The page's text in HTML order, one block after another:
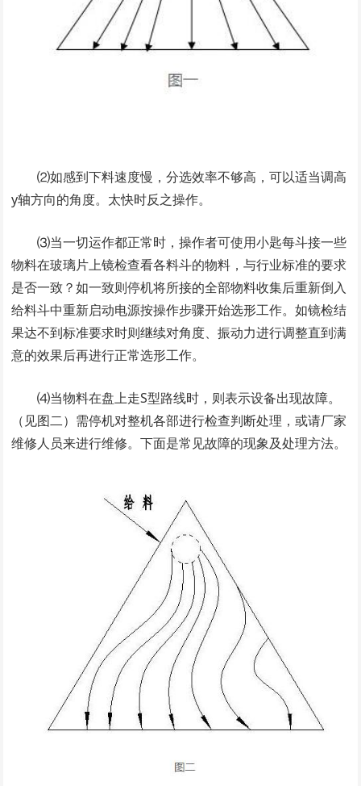
⑵如感到下料速度慢，分选效率不够高，可以适当调高
y轴方向的角度。太快时反之操作。
⑶当一切运作都正常时，操作者可使用小匙每斗接一些
物料在玻璃片上镜检查看各料斗的物料，与行业标准的要求
是否一致？如一致则停机将所接的全部物料收集后重新倒入
给料斗中重新启动电源按操作步骤开始选形工作。如镜检结
果达不到标准要求时则继续对角度、振动力进行调整直到满
意的效果后再进行正常选形工作。
⑷当物料在盘上走S型路线时，则表示设备出现故障。
（见图二）需停机对整机各部进行检查判断处理，或请厂家
维修人员来进行维修。下面是常见故障的现象及处理方法。